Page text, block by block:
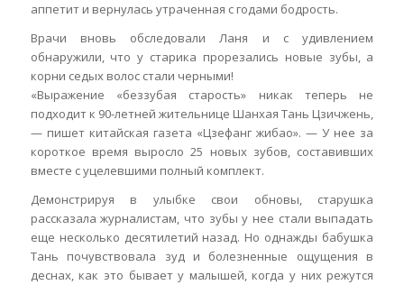
аппетит и вернулась утраченная с годами бодрость.
Врачи вновь обследовали Ланя и с удивлением
обнаружили, что у старика прорезались новые зубы, а
корни седых волос стали черными!
«Выражение «беззубая старость» никак теперь не
подходит к 90-летней жительнице Шанхая Тань Цзичжень,
— пишет китайская газета «Цзефанг жибао». — У нее за
короткое время выросло 25 новых зубов, составивших
вместе с уцелевшими полный комплект.
Демонстрируя в улыбке свои обновы, старушка
рассказала журналистам, что зубы у нее стали выпадать
еще несколько десятилетий назад. Но однажды бабушка
Тань почувствовала зуд и болезненные ощущения в
деснах, как это бывает у малышей, когда у них режутся